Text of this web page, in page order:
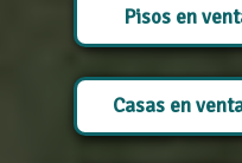
Pisos en
Casas en